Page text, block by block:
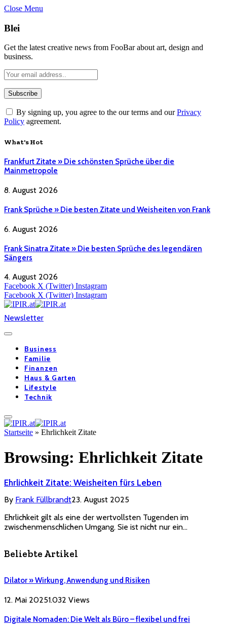
Close Menu
Blei
Get the latest creative news from FooBar about art, design and
business.
By signing up, you agree to the our terms and ourPrivacy
Policy agreement.
What's Hot
Frankfurt Zitate » Die schönsten Sprüche über die
Mainmetropole
8. August 2026
Frank Sprüche » Die besten Zitate und Weisheiten von Frank
6. August 2026
Frank Sinatra Zitate » Die besten Sprüche des legendären
Sängers
4. August 2026
Facebook X (Twitter) Instagram
Facebook X (Twitter) Instagram
Newsletter
Business
Familie
Finanzen
Haus & Garten
Lifestyle
Technik
Startseite » Ehrlichkeit Zitate
Browsing: Ehrlichkeit Zitate
Ehrlichkeit Zitate: Weisheiten fürs Leben
By Frank Füllbrandt23. August 2025
Ehrlichkeit gilt als eine der wertvollsten Tugenden im
zwischenmenschlichen Umgang. Sie ist nicht nur ein…
Beliebte Artikel
Dilator » Wirkung, Anwendung und Risiken
12. Mai 20251.032 Views
Digitale Nomaden: Die Welt als Büro – flexibel und frei